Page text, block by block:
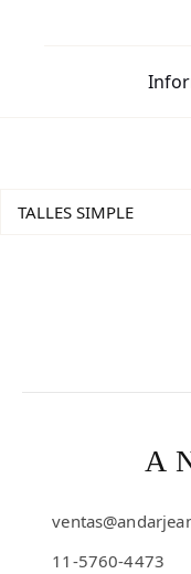
TALLES SIMPLE
11-5760-4473